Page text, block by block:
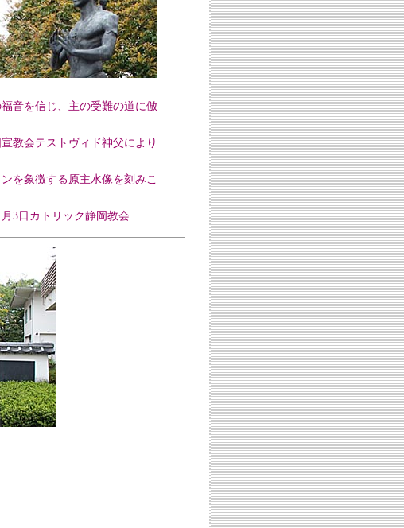
音を信じ、主の受難の道に倣
教会テストヴィド神父により
を象徴する原主水像を刻みこ
静岡教会